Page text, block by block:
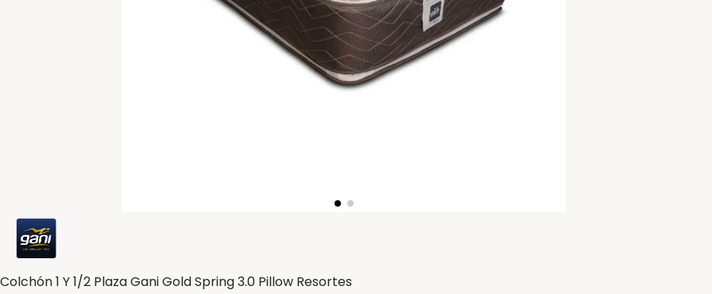
Colchón 1 Y 1/2 Plaza Gani Gold Spring 3.0 Pillow Resortes